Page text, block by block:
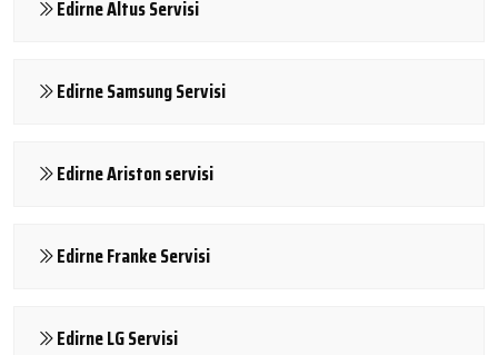
Edirne Altus Servisi
Edirne Samsung Servisi
Edirne Ariston servisi
Edirne Franke Servisi
Edirne LG Servisi